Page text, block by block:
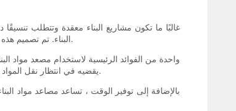
غالبًا ما تكون مشاريع البناء معقدة وتتطلب
البناء. تم تصميم هذه المصاعد لنقل المواد والمعدات الثقيلة رأسياً ، مما يسمح للعمال بنقل العناصر بسهولة من مستوى إلى آخر دون الحاجة إلى العمل اليدوي أو الآلات الثقيلة.
واحدة من الفوائد الرئيسية لاستخدام مصعد مواد
يقضيه في انتظار نقل المواد يدويًا. هذا لا يساعد فقط على تسريع عملية البناء ، ولكن أيضًا يسمح للعمال بالتركيز على المهام الأخرى ، مما يزيد من الإنتاجية الإجمالية على موقع العمل.
بالإضافة إلى توفير الوقت ، تساعد مصاعد مواد